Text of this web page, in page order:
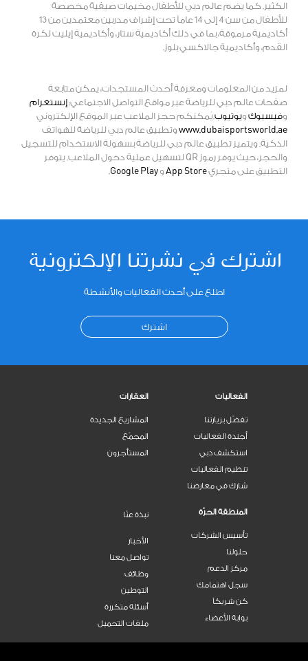
الكثير. كما يضم عالم دبي للأطفال مخيمات صيفية مخصصة
للأطفال من سن 4 إلى 14 عاماً تحت إشراف مدربين معتمدين من 13
أكاديمية مرموقة، بما في ذلك أكاديمية ستار، وأكاديمية إيليت لكرة
القدم، وأكاديمية جالاكسي بلوز.
لمزيد من المعلومات ومعرفة أحدث المستجدات، يمكن متابعة
صفحات عالم دبي للرياضة عبر مواقع التواصل الاجتماعي:إنستغرام
وفيسبوك ويوتيوب.يُمكنكم حجز الملاعب عبر الموقع الإلكتروني
www.dubaisportsworld.ae وتطبيق عالم دبي للرياضة للهواتف
الذكية. ويتميز تطبيق عالم دبي للرياضة بسهولة الاستخدام للتسجيل
والحجز، حيث يوفر رموز QR لتسهيل عملية دخول الملاعب. يتوفر
التطبيق على متجريApp Store و Google Play
.
الفعاليات
تفضّل بزيارتنا
أجندة الفعاليات
استكشف دبي
تنظيم الفعاليات
شارك في معارضنا
العقارات
المشاريع الجديدة
المجمّع
المستأجرون
المنطقة الحرّة
تأسيس الشركات
حلولنا
مركز الدعم
سجل اهتمامك
كن شريكاً
بوابة الأعضاء
نبذة عنّا
الأخبار
تواصل معنا
وظائف
التوطين
أسئلة متكررة
ملفات التحميل
اشترك في نشرتنا الإلكترونية
اطلع على أحدث الفعاليات والأنشطة
اشترك